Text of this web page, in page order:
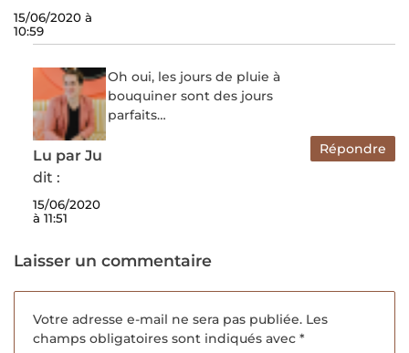
15/06/2020 à
10:59
Lu par Ju
dit :
15/06/2020
à 11:51
Oh oui, les jours de pluie à
bouquiner sont des jours
parfaits…
Répondre
Laisser un commentaire
Votre adresse e-mail ne sera pas publiée. Les
champs obligatoires sont indiqués avec *